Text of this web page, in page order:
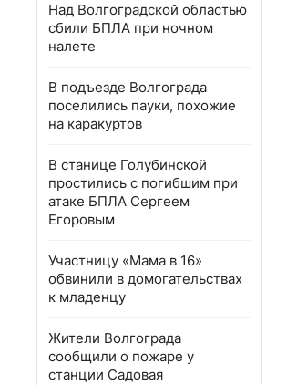
Над Волгоградской областью
сбили БПЛА при ночном
налете
В подъезде Волгограда
поселились пауки, похожие
на каракуртов
В станице Голубинской
простились с погибшим при
атаке БПЛА Сергеем
Егоровым
Участницу «Мама в 16»
обвинили в домогательствах
к младенцу
Жители Волгограда
сообщили о пожаре у
станции Садовая